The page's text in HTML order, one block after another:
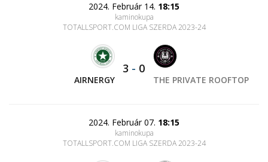
2024. Február 14. 18:15
kaminokupa
TOTALLSPORT.COM LIGA SZERDA 2023-24
AIRNERGY
3 - 0
THE PRIVATE ROOFTOP
2024. Február 07. 18:15
kaminokupa
TOTALLSPORT.COM LIGA SZERDA 2023-24